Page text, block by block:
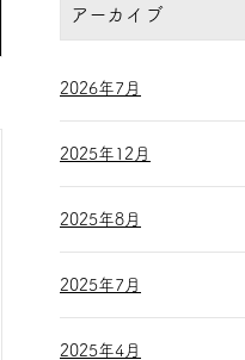
アーカイブ
2026年7月
2025年12月
2025年8月
2025年7月
2025年4月